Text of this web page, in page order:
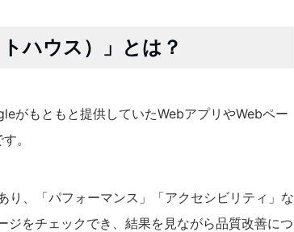
ハウス）」とは？
がもともと提供していたWebアプリやWebペー
。
、「パフォーマンス」「アクセシビリティ」な
ジをチェックでき、結果を見ながら品質改善につ